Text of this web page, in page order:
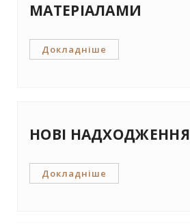
МАТЕРІАЛАМИ
Докладніше
НОВІ НАДХОДЖЕННЯ
Докладніше